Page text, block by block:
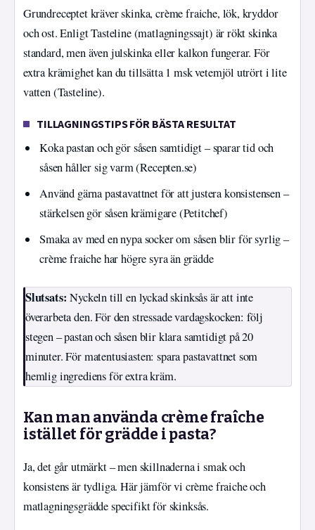
Grundreceptet kräver skinka, crème fraiche, lök, kryddor
och ost. Enligt Tasteline (matlagningssajt) är rökt skinka
standard, men även julskinka eller kalkon fungerar. För
extra krämighet kan du tillsätta 1 msk vetemjöl utrört i lite
vatten (Tasteline).
TILLAGNINGSTIPS FÖR BÄSTA RESULTAT
Koka pastan och gör såsen samtidigt – sparar tid och
såsen håller sig varm (Recepten.se)
Använd gärna pastavattnet för att justera konsistensen –
stärkelsen gör såsen krämigare (Petitchef)
Smaka av med en nypa socker om såsen blir för syrlig –
crème fraiche har högre syra än grädde
Slutsats: Nyckeln till en lyckad skinksås är att inte
överarbeta den. För den stressade vardagskocken: följ
stegen – pastan och såsen blir klara samtidigt på 20
minuter. För matentusiasten: spara pastavattnet som
hemlig ingrediens för extra kräm.
Kan man använda crème fraîche
istället för grädde i pasta?
Ja, det går utmärkt – men skillnaderna i smak och
konsistens är tydliga. Här jämför vi crème fraiche och
matlagningsgrädde specifikt för skinksås.